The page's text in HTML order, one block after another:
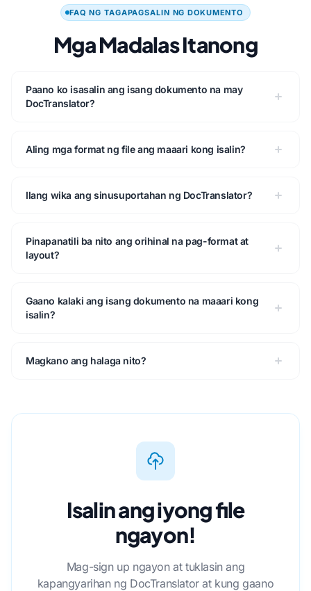
FAQ NG TAGAPAGSALIN NG DOKUMENTO
Mga Madalas Itanong
Paano ko isasalin ang isang dokumento na may
DocTranslator?
Aling mga format ng file ang maaari kong isalin?
Ilang wika ang sinusuportahan ng DocTranslator?
Pinapanatili ba nito ang orihinal na pag-format at
layout?
Gaano kalaki ang isang dokumento na maaari kong
isalin?
Magkano ang halaga nito?
Isalin ang iyong file
ngayon!
Mag-sign up ngayon at tuklasin ang
kapangyarihan ng DocTranslator at kung gaano